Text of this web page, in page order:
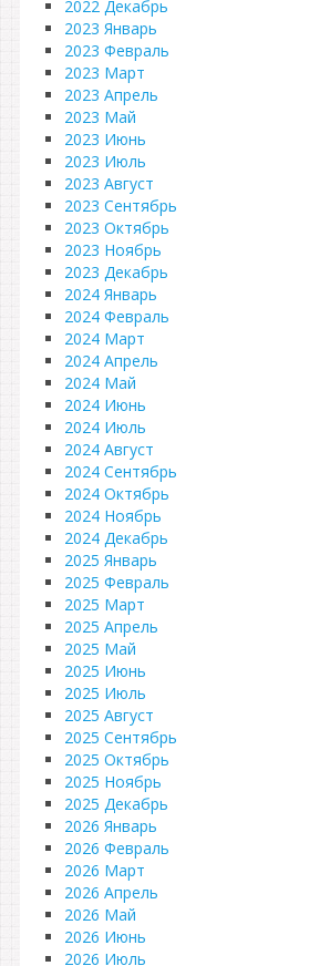
2022 Декабрь
2023 Январь
2023 Февраль
2023 Март
2023 Апрель
2023 Май
2023 Июнь
2023 Июль
2023 Август
2023 Сентябрь
2023 Октябрь
2023 Ноябрь
2023 Декабрь
2024 Январь
2024 Февраль
2024 Март
2024 Апрель
2024 Май
2024 Июнь
2024 Июль
2024 Август
2024 Сентябрь
2024 Октябрь
2024 Ноябрь
2024 Декабрь
2025 Январь
2025 Февраль
2025 Март
2025 Апрель
2025 Май
2025 Июнь
2025 Июль
2025 Август
2025 Сентябрь
2025 Октябрь
2025 Ноябрь
2025 Декабрь
2026 Январь
2026 Февраль
2026 Март
2026 Апрель
2026 Май
2026 Июнь
2026 Июль